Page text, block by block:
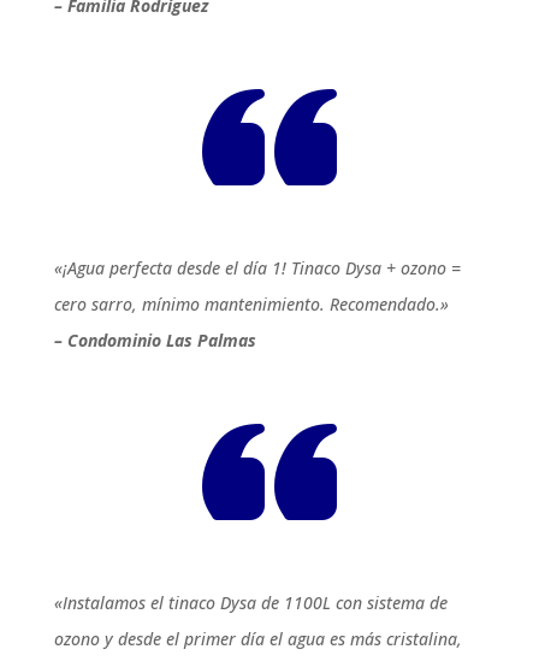
– Familia Rodríguez
«¡Agua perfecta desde el día 1! Tinaco Dysa + ozono =
cero sarro, mínimo mantenimiento. Recomendado.»
– Condominio Las Palmas
«Instalamos el tinaco Dysa de 1100L con sistema de
ozono y desde el primer día el agua es más cristalina,